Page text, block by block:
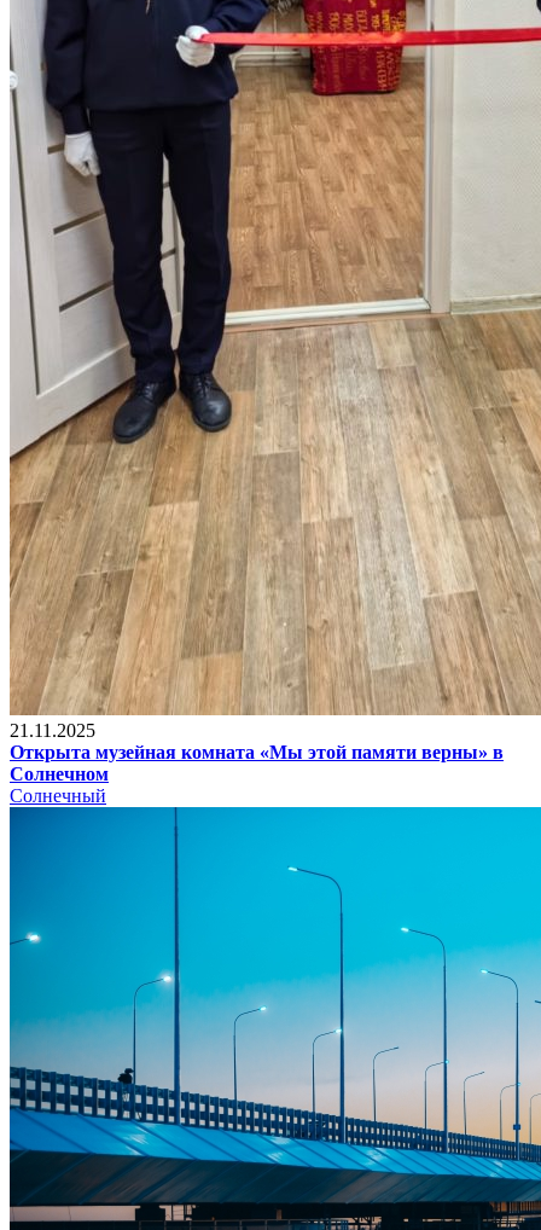
21.11.2025
Открыта музейная комната «Мы этой памяти верны» в
Солнечном
Солнечный